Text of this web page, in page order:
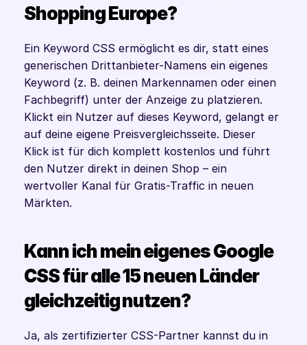
Shopping Europe?
Ein Keyword CSS ermöglicht es dir, statt eines
generischen Drittanbieter-Namens ein eigenes
Keyword (z. B. deinen Markennamen oder einen
Fachbegriff) unter der Anzeige zu platzieren.
Klickt ein Nutzer auf dieses Keyword, gelangt er
auf deine eigene Preisvergleichsseite. Dieser
Klick ist für dich komplett kostenlos und führt
den Nutzer direkt in deinen Shop – ein
wertvoller Kanal für Gratis-Traffic in neuen
Märkten.
Kann ich mein eigenes Google
CSS für alle 15 neuen Länder
gleichzeitig nutzen?
Ja, als zertifizierter CSS-Partner kannst du in